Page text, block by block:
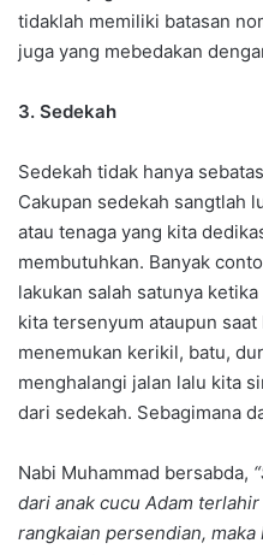
tidaklah memiliki batasan
juga yang mebedakan
3. Sedekah
Sedekah tidak hanya
Cakupan sedekah sangtlah
atau tenaga yang kita
membutuhkan. Banyak
lakukan salah satunya
kita tersenyum ataupun saat
menemukan kerikil, batu,
menghalangi jalan lalu kita
dari sedekah. Sebagimana
Nabi Muhammad bersabda,
dari anak cucu Adam
rangkaian persendian,